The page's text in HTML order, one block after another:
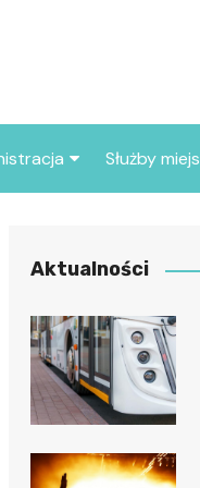
miasta
Służby
Policja
Aktualności